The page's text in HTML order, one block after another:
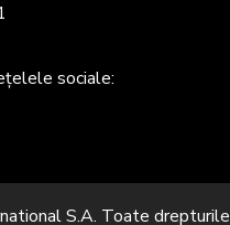
sociale:
S.A. Toate drepturile